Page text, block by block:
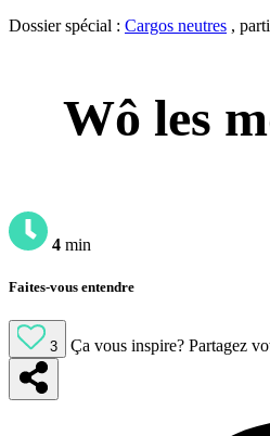
Dossier spécial : Cargos neutres ,
Wô les
4 min
Faites-vous entendre
3 Ça vous inspire? Partagez